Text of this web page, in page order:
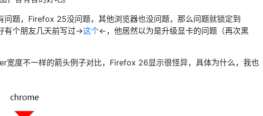
题，Firefox 25没问题，其他浏览器也没问题，那么问题就锁定到
有个朋友几天前写过→这个←，他居然以为是升级显卡的问题（再次黑
宽度不一样的箭头例子对比，Firefox 26显示很怪异，具体为什么，我也